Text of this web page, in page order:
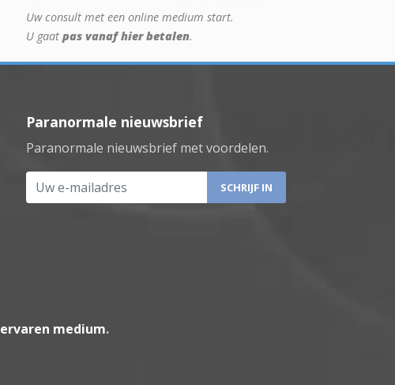
Uw consult met een online medium start.
U gaat pas vanaf hier betalen.
Paranormale nieuwsbrief
Paranormale nieuwsbrief met voordelen.
Uw e-mailadres
ervaren medium.